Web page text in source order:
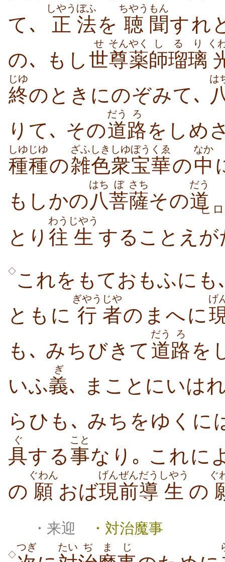
て､
正
しやう
法
ぼふ
を 聴
ちやう
聞
もん
すれ
の､ もし 世
せ
尊
そん
薬
やく
師
し
瑠璃
るり く
終
じゆ
のときにのぞみて､
は
りて､ その道
だう
路
ろ
をしめ
種種
しゆじゆ
の雑色
ざふしき
衆宝
しゆぼう
華
くゑ
の中
なか
もしかの 八
はち
菩
ぼ
薩
さち
その道
だう
ヒ
とり 往
わう
生
じやう
することえが
◇ これをもておもふに
ともに 行
ぎやう
者
じや
のまへに
げ
も､ みちびきて 道
だう
路
ろ
を
いふ義
ぎ
､ まことにいは
らひも､ みちをゆくに
具
ぐ
する事
こと
なり｡ これに
の 願
ぐわん
おば現前
げんぜん
導
だう
生
しやう
の
ぐ
・来迎 ・対治魔事
◇
つぎ たい ぢ まじ